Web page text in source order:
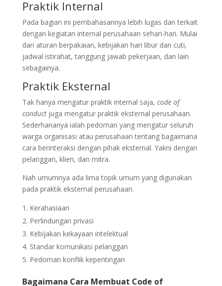
Praktik Internal
Pada bagian ini pembahasannya lebih lugas dan terkait
dengan kegiatan internal perusahaan sehari-hari. Mulai
dari aturan berpakaian, kebijakan hari libur dan cuti,
jadwal istirahat, tanggung jawab pekerjaan, dan lain
sebagainya.
Praktik Eksternal
Tak hanya mengatur praktik internal saja, code of
conductjuga mengatur praktik eksternal perusahaan.
Sederhananya ialah pedoman yang mengatur seluruh
warga organisasi atau perusahaan tentang bagaimana
cara berinteraksi dengan pihak eksternal. Yakni dengan
pelanggan, klien, dan mitra.
Nah umumnya ada lima topik umum yang digunakan
pada praktik eksternal perusahaan.
Kerahasiaan
Perlindungan privasi
Kebijakan kekayaan intelektual
Standar komunikasi pelanggan
Pedoman konflik kepentingan
Bagaimana Cara Membuat Code of